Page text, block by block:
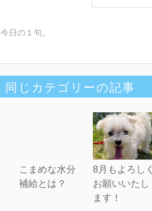
今日の１句。
同じカテゴリーの記事
こまめな水分
補給とは？
8月もよろしく
お願いいたし
ます！